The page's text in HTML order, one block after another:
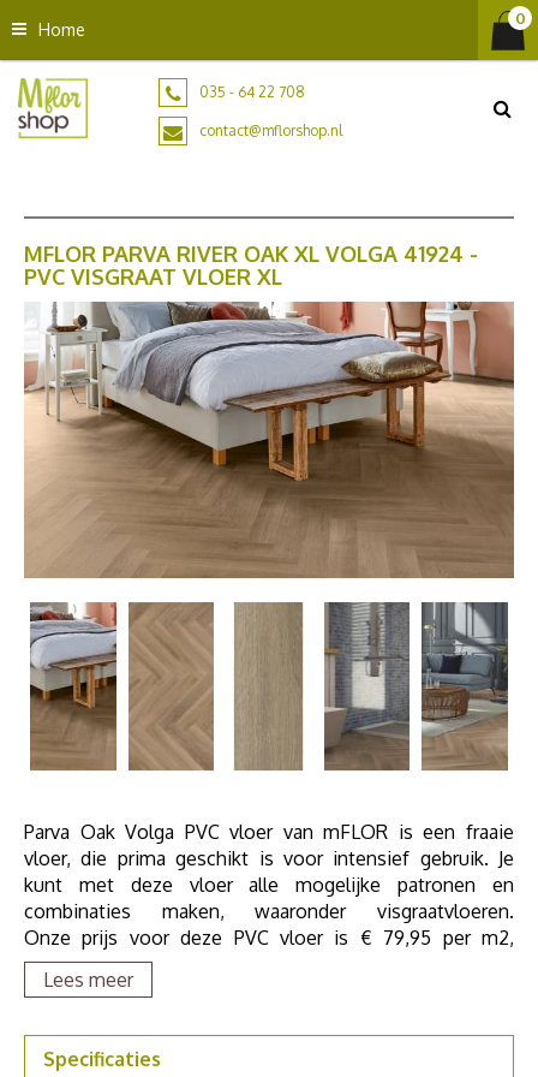
n
Home
035 - 64 22 708
contact@mflorshop.nl
MFLOR PARVA RIVER OAK XL VOLGA 41924 -
PVC VISGRAAT VLOER XL
Parva Oak Volga PVC vloer van mFLOR is een fraaie
vloer, die prima geschikt is voor intensief gebruik. Je
kunt met deze vloer alle mogelijke patronen en
combinaties maken, waaronder visgraatvloeren.
Onze prijs voor deze PVC vloer is € 79,95 per m2,
inclusief egaliseren van de ondervloer en het leggen van
de PVC vloer in visgraatmotief. Uiteraard is band en bies
15,24cm.
Lees meer
Specificaties